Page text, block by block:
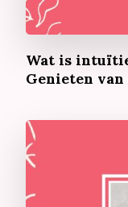
Wat is
Genieten